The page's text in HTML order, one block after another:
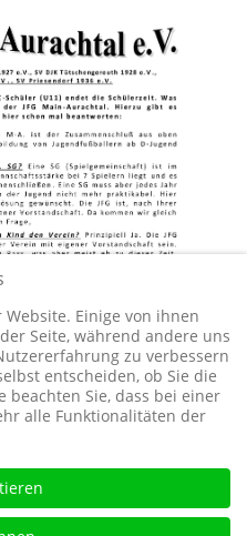
Einige von ihnen
Seite, während andere uns
zu verbessern
entscheiden, ob Sie die
beachten Sie, dass bei einer
alle Funktionalitäten der